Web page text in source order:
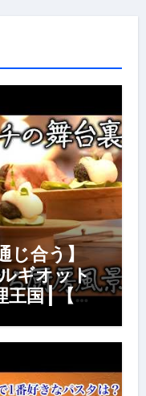
じ合う】
ギオット
王国 | 【厨